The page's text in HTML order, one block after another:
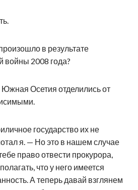
в результате
войны 2008 года?
Осетия отделились от
государство их не
я. — Но это в нашем случае
право отвести прокурора,
что у него имеется
А теперь давай взглянем